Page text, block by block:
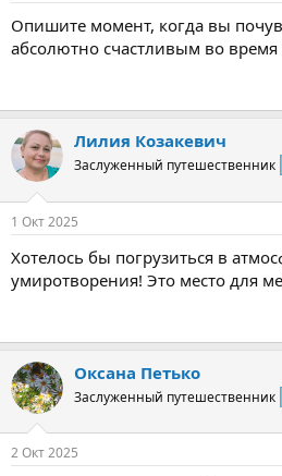
Опишите момент, когда вы
абсолютно счастливым во время
Лилия Козакевич
Заслуженный путешественник
1 Окт 2025
Хотелось бы погрузиться в
умиротворения! Это место для
Оксана Петько
Заслуженный путешественник
2 Окт 2025